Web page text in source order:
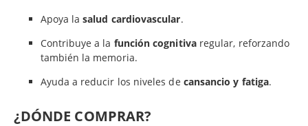
Apoya lasalud cardiovascular.
Contribuye a la función cognitivaregular, reforzando
también la memoria.
Ayuda a reducir los niveles de cansancio y fatiga.
¿DÓNDE COMPRAR?